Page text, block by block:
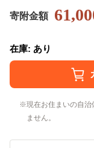
寄附金額
在庫: あり
現在お住まいの自
ません。